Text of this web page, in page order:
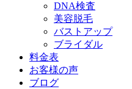
DNA検査
美容脱毛
バストアップ
ブライダル
料金表
お客様の声
ブログ